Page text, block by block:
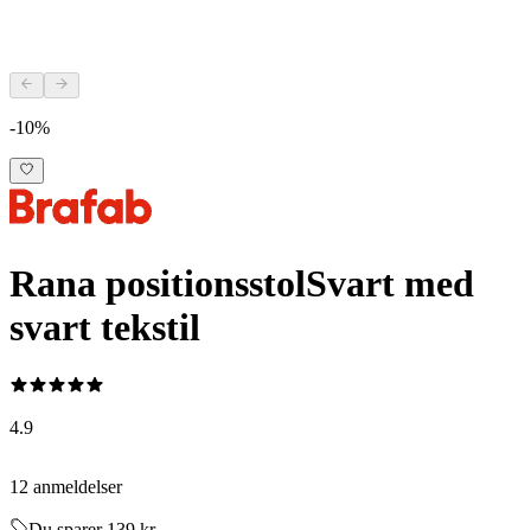
-10%
Rana positionsstolSvart med
svart tekstil
4.9
12 anmeldelser